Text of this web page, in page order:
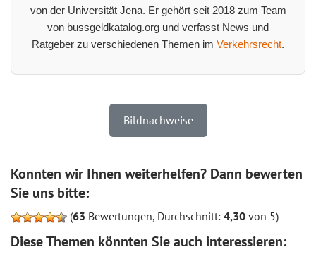
von der Universität Jena. Er gehört seit 2018 zum Team
von bussgeldkatalog.org und verfasst News und
Ratgeber zu verschiedenen Themen im Verkehrsrecht.
Bildnachweise
Konnten wir Ihnen weiterhelfen? Dann bewerten
Sie uns bitte:
(63 Bewertungen, Durchschnitt: 4,30 von 5)
Diese Themen könnten Sie auch interessieren: